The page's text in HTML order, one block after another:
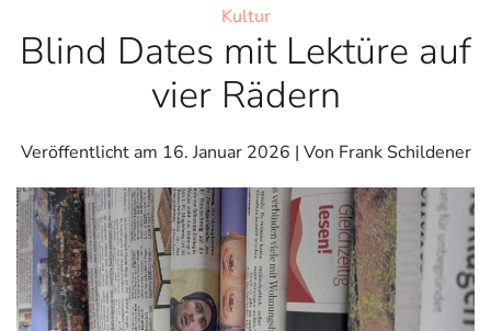
Kultur
Blind Dates mit Lektüre auf
vier Rädern
Veröffentlicht am 16. Januar 2026 | Von Frank Schildener